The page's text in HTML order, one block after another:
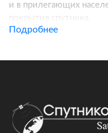
и в прилегающих
покрытия спутника.
стабильный доступ в
и онлайн-сервисов.
Подробнее